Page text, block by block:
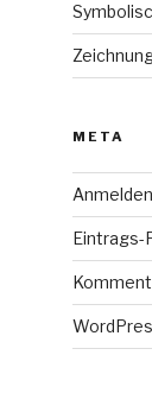
META
Anmelden
Eintrags-